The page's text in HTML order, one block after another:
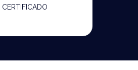
CERTIFICADO